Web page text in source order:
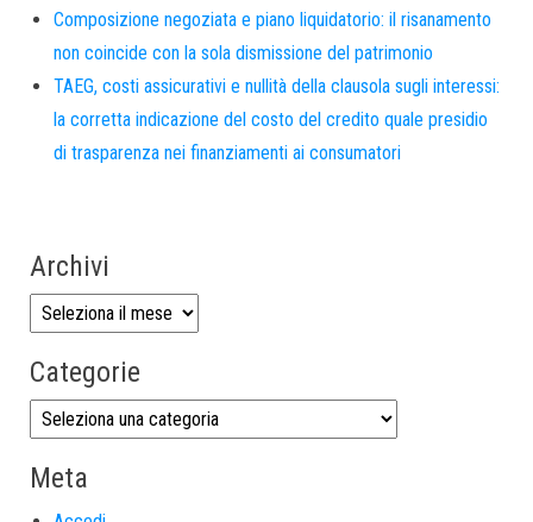
Composizione negoziata e piano liquidatorio: il risanamento
non coincide con la sola dismissione del patrimonio
TAEG, costi assicurativi e nullità della clausola sugli interessi:
la corretta indicazione del costo del credito quale presidio
di trasparenza nei finanziamenti ai consumatori
Archivi
Categorie
Meta